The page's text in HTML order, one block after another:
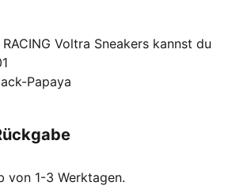
Voltra Sneakers kannst du
der Strecke auf den Wettkampf
markanten Kragen für
Fersentechnologie für
by PUMA
Papaya
von 1-3 Werktagen.